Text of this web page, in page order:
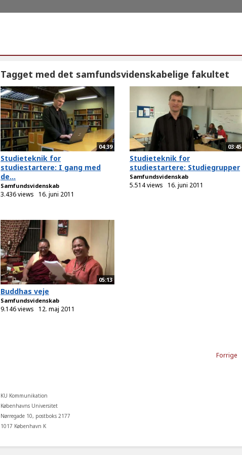
Tagget med det samfundsvidenskabelige fakultet
04:39
Studieteknik for
studiestartere: I gang med
de...
Samfundsvidenskab
3.436 views 16. juni 2011
03:45
Studieteknik for
studiestartere: Studiegrupper
Samfundsvidenskab
5.514 views 16. juni 2011
05:13
Buddhas veje
Samfundsvidenskab
9.146 views 12. maj 2011
Forrige
KU Kommunikation
Københavns Universitet
Nørregade 10, postboks 2177
1017 København K